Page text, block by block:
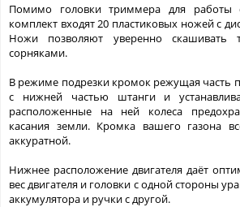
Помимо головки триммера для
комплект входят 20 пластиковых ножей с
Ножи позволяют уверенно скашивать
сорняками.
В режиме подрезки кромок режущая часть
с нижней частью штанги и
расположенные на ней колеса
касания земли. Кромка вашего газона
аккуратной.
Нижнее расположение двигателя даёт
вес двигателя и головки с одной стороны
аккумулятора и ручки с другой.